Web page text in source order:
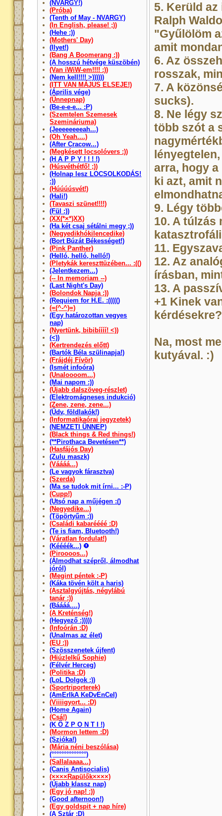
(NVARGY!)
(Próba)
(Tenth of May - NVARGY)
(In English, please! ;))
(Hehe :))
(Mothers' Day)
(Ilyet!)
(Bang A Boomerang :))
(A hosszú hétvége küszöbén)
(Van iWiW-em!!!! :))
(Nem kell!!!! >))))))
(ITT VAN MÁJUS ELSEJE!)
(Április vége)
(Ünnepnap)
(Be-e-e-e... :P)
(Szemtelen Szemesek
Szemináriuma)
(Jeeeeeeeeah...)
(Oh Yeah....)
(After Cracow...)
(Megkésett locsolóvers :))
(H A P P Y ! ! ! !)
(Húsvéthétfő! ;))
(Holnap lesz LOCSOLKODÁS!
:))
(Húúúúsvét!)
(Hali!)
(Tavaszi szünet!!!!)
(Fül :))
(XX(*×*)XX)
(Ha két csaj sétálni megy ;))
(Negyedikhókilencedike)
(Bort Búzát Békességet!)
(Pink Panther)
(Helló, helló, helló!)
(Pletykák kereszttüzében... :(()
(Jelentkezem...)
(-- In memoriam --)
(Last Night's Day)
(Bolondok Napja :))
(Requiem for H.E. :((((()
(=(^-^)=)
(Egy határozottan vegyes
nap)
(Nyertünk, bibibíííí! <))
(<))
(Kertrendezés előtt)
(Bartók Béla szülinapja!)
(Frájdéj Fívör)
(Ismét infoóra)
(Unaloooom...)
(Mai napom :))
(Újabb dalszöveg-részlet)
(Elektromágneses indukció)
(Zene, zene, zene...)
(Üdv, földlakók!)
(Informatikaórai jegyzetek)
(NEMZETI ÜNNEP)
(Black things & Red things!)
(**Pirothaca Bevetésen**)
(Hasfájós Day)
(Zulu maszk)
(Váááá...)
(Le vagyok fárasztva)
(Szerda)
(Ma se tudok mit írni... :-P)
(Cupp!)
(Utsó nap a műjégen :()
(Negyedike...)
(Töpörtyűm :))
(Családi kabaréééé :D)
(Te is fiam, Bluetooth!)
(Váratlan fordulat!)
(Kéééék...)
(Piroooos...)
(Álmodhat szépről, álmodhat
jóról)
(Megint péntek :-P)
(Káka tövén költ a haris)
(Asztalgyújtás, négylábú
tanár :))
(Báááá....)
(A Kreténség!)
(Hegyező :)))))
(Infoórán :D)
(Unalmas az élet)
(EU :))
(Szösszenetek újfent)
(Hiúzlelkű Sophie)
(Félvér Herceg)
(Politika :D)
(LoL Dolgok :))
(Sportriporterek)
(AmErIkA KeDvEnCeI)
(Viiiigyort... :D)
(Home Again)
(Csá!)
(K Ö Z P O N T I !)
(Mormon lettem :D)
(Szióka!)
(Mária néni beszólása)
(°°°°°°°°°°°°°°)
(Sallalaaaa...)
(Canis Antisocialis)
(××××Rapülők××××)
(Újabb klassz nap)
(Egy jó nap! :))
(Good afternoon!)
(Egy goldspit + nap híre)
(A Sztár :D)
5. Kerüld
Ralph
"Gyűlölöm
amit
6. Az
rosszak,
7. A
sucks).
8. Ne légy
több szót a
arra, hogy
ki azt, amit
9. Légy
10. A túlzás
11.
12. Az
írásban,
13. A
+1 Kinek
kérdésekre?
Na, most
kutyával. :)